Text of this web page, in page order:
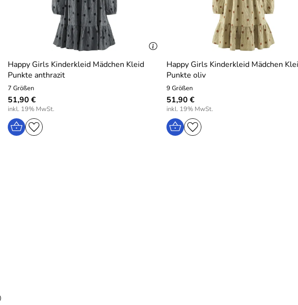
Happy Girls Kinderkleid Mädchen Kleid
Punkte anthrazit
7 Größen
51,90 €
inkl. 19% MwSt.
Happy Girls Kinderkleid Mädchen
Punkte oliv
9 Größen
51,90 €
inkl. 19% MwSt.